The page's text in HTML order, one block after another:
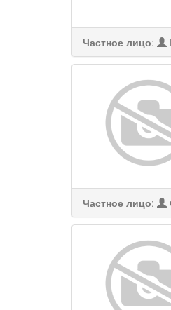
Частное лицо:
Частное лицо: